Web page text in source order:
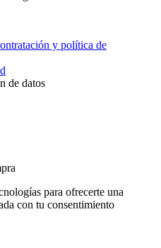
y política de
de datos
para ofrecerte una
con tu consentimiento